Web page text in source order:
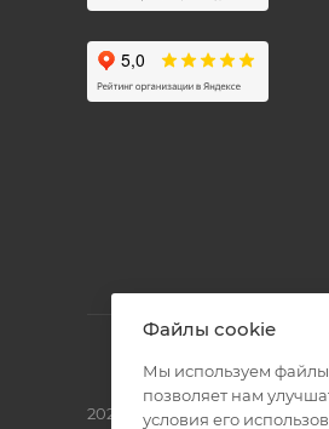
2026 © Полиграф кит -
Файлы cookie
Мы используем
позволяет нам
условия его